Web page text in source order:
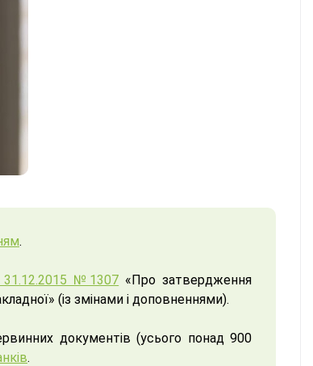
.
31.12.2015 №1307 «Про затвердження
(із змінами і доповненнями).
документів (усього понад 900
.